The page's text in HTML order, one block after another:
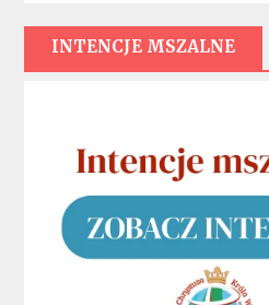
INTENCJE MSZALNE